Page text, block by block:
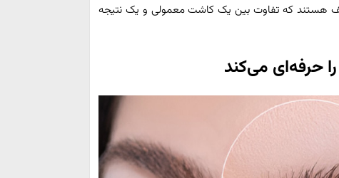
هستند که تفاوت بین یک کاشت معمولی و یک نتیجه
حرفه‌ای می‌کند